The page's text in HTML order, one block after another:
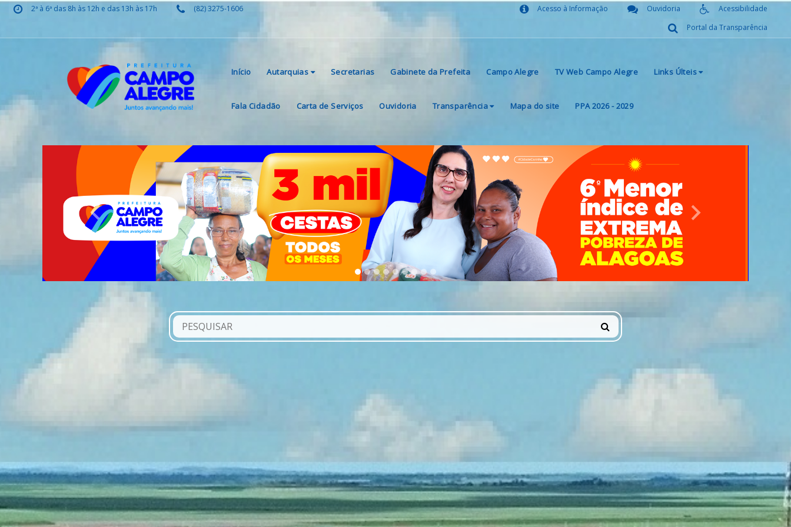
2ª à 6ª das 8h às 12h e das 13h às 17h (82) 3275-1606 Acessibilidade
Ouvidoria
Acesso à Informação
Portal da Transparência
Início Autarquias Secretarias Gabinete da Prefeita Campo Alegre TV Web Campo Alegre Links Últeis
Fala Cidadão Carta de Serviços Ouvidoria Transparência Mapa do site PPA 2026 - 2029
Previous Next